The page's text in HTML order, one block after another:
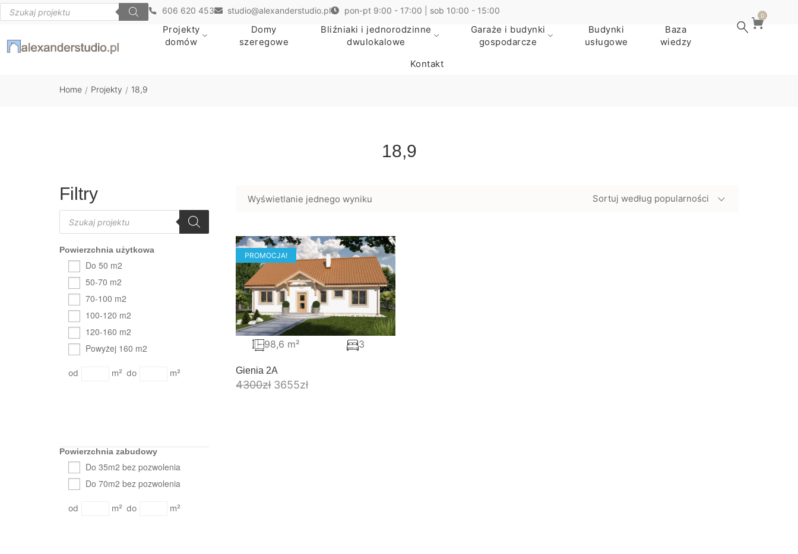
606 620 453 studio@alexanderstudio.pl pon-pt 9:00 - 17:00 | sob 10:00 - 15:00
Projekty
domów
Domy
szeregowe
Bliźniaki i jednorodzinne
dwulokalowe
Garaże i budynki
gospodarcze
Budynki
usługowe
Baza
wiedzy
Kontakt
0
Home / Projekty / 18,9
18,9
Filtry
Powierzchnia użytkowa
Do 50 m2
50-70 m2
70-100 m2
100-120 m2
120-160 m2
Powyżej 160 m2
m² m²
Powierzchnia zabudowy
Do 35m2 bez pozwolenia
Do 70m2 bez pozwolenia
m² m²
Wyświetlanie jednego wyniku Sortuj według popularności
PROMOCJA!
Gienia 2A
4300zł 3655zł
98,6 m² 3